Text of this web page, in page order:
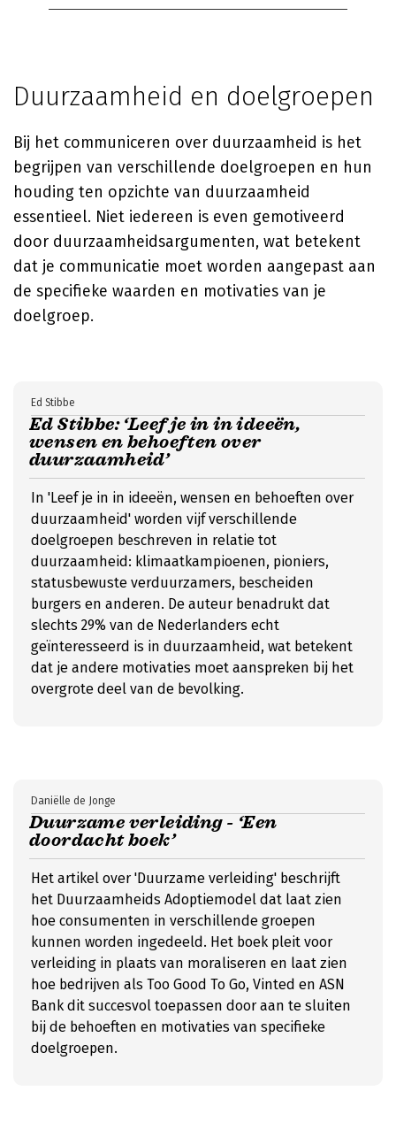
Duurzaamheid en doelgroepen
Bij het communiceren over duurzaamheid is het
begrijpen van verschillende doelgroepen en hun
houding ten opzichte van duurzaamheid
essentieel. Niet iedereen is even gemotiveerd
door duurzaamheidsargumenten, wat betekent
dat je communicatie moet worden aangepast aan
de specifieke waarden en motivaties van je
doelgroep.
Ed Stibbe: ‘Leef je in in ideeën,
wensen en behoeften over
duurzaamheid’
Ed Stibbe
In 'Leef je in in ideeën, wensen en behoeften over
duurzaamheid' worden vijf verschillende
doelgroepen beschreven in relatie tot
duurzaamheid: klimaatkampioenen, pioniers,
statusbewuste verduurzamers, bescheiden
burgers en anderen. De auteur benadrukt dat
slechts 29% van de Nederlanders echt
geïnteresseerd is in duurzaamheid, wat betekent
dat je andere motivaties moet aanspreken bij het
overgrote deel van de bevolking.
Duurzame verleiding - ‘Een
doordacht boek’
Daniëlle de Jonge
Het artikel over 'Duurzame verleiding' beschrijft
het Duurzaamheids Adoptiemodel dat laat zien
hoe consumenten in verschillende groepen
kunnen worden ingedeeld. Het boek pleit voor
verleiding in plaats van moraliseren en laat zien
hoe bedrijven als Too Good To Go, Vinted en ASN
Bank dit succesvol toepassen door aan te sluiten
bij de behoeften en motivaties van specifieke
doelgroepen.